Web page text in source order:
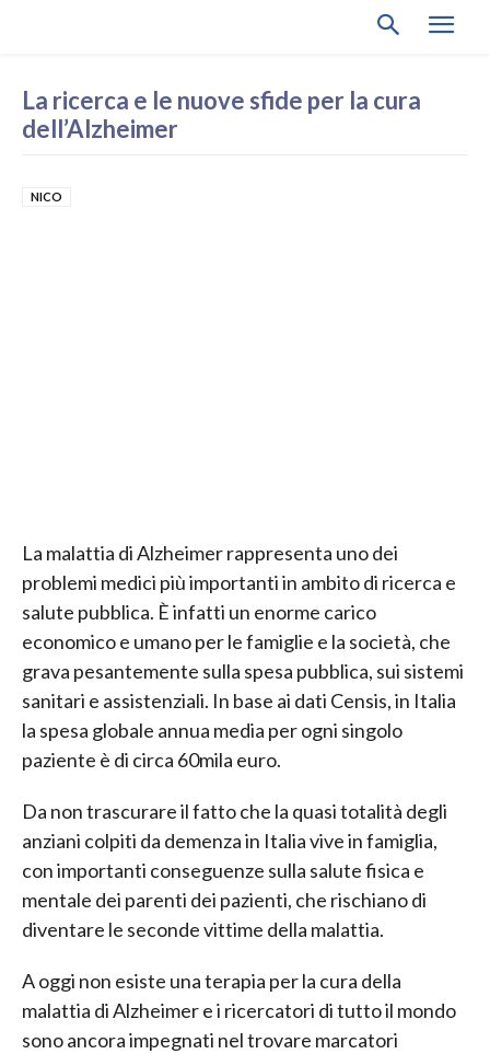
La ricerca e le nuove sfide per la cura
dell’Alzheimer
NICO
La malattia di Alzheimer rappresenta uno dei
problemi medici più importanti in ambito di ricerca e
salute pubblica. È infatti un enorme carico
economico e umano per le famiglie e la società, che
grava pesantemente sulla spesa pubblica, sui sistemi
sanitari e assistenziali. In base ai dati Censis, in Italia
la spesa globale annua media per ogni singolo
paziente è di circa 60mila euro.
Da non trascurare il fatto che la quasi totalità degli
anziani colpiti da demenza in Italia vive in famiglia,
con importanti conseguenze sulla salute fisica e
mentale dei parenti dei pazienti, che rischiano di
diventare le seconde vittime della malattia.
A oggi non esiste una terapia per la cura della
malattia di Alzheimer e i ricercatori di tutto il mondo
sono ancora impegnati nel trovare marcatori